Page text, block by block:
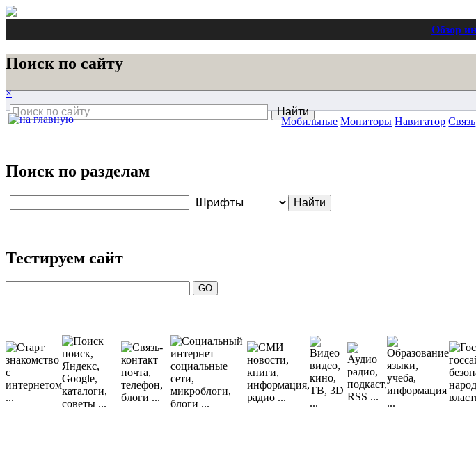
Обзор
Поиск по сайту
×
Поиск по разделам
Тестируем сайт
Мобильные Мониторы Навигатор Связь